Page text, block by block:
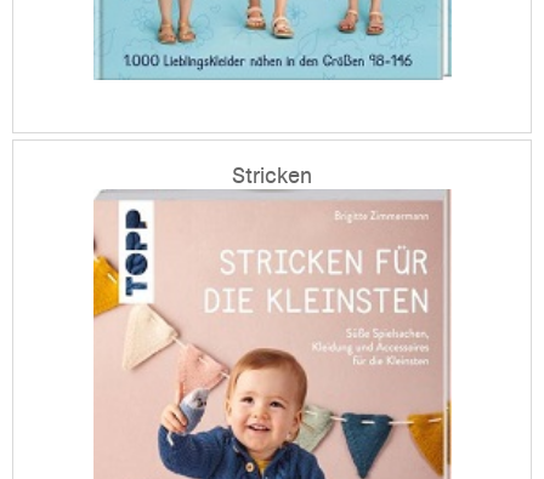
Stricken